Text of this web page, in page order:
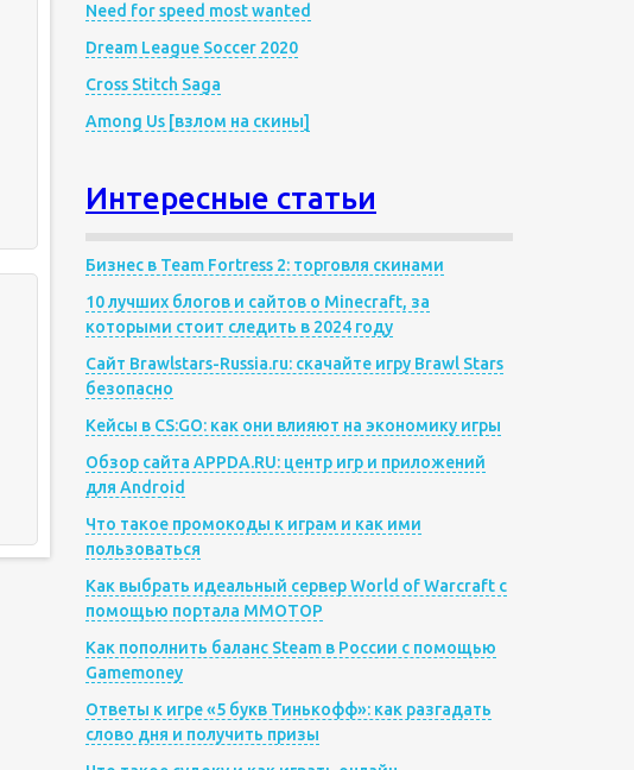
Need for speed most wanted
Dream League Soccer 2020
Cross Stitch Saga
Among Us [взлом на скины]
Интересные статьи
Бизнес в Team Fortress 2: торговля скинами
10 лучших блогов и сайтов о Minecraft, за
которыми стоит следить в 2024 году
Сайт Brawlstars-Russia.ru: скачайте игру Brawl Stars
безопасно
Кейсы в CS:GO: как они влияют на экономику игры
Обзор сайта APPDA.RU: центр игр и приложений
для Android
Что такое промокоды к играм и как ими
пользоваться
Как выбрать идеальный сервер World of Warcraft с
помощью портала MMOTOP
Как пополнить баланс Steam в России с помощью
Gamemoney
Ответы к игре «5 букв Тинькофф»: как разгадать
слово дня и получить призы